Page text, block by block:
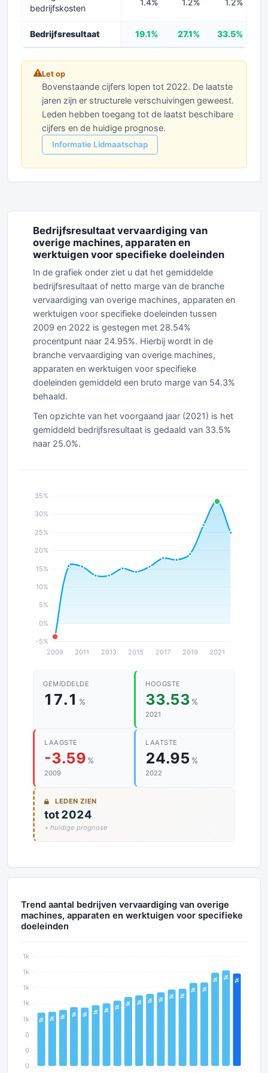
bedrijfskosten
1.4% 1.2% 1.2%
Bedrijfsresultaat 19.1% 27.1% 33.5%
Let op
Bovenstaande cijfers lopen tot 2022. De laatste
jaren zijn er structurele verschuivingen geweest.
Leden hebben toegang tot de laatst beschibare
cijfers en de huidige prognose.
Informatie Lidmaatschap
Bedrijfsresultaat vervaardiging van
overige machines, apparaten en
werktuigen voor specifieke doeleinden
In de grafiek onder ziet u dat het gemiddelde
bedrijfsresultaat of netto marge van de branche
vervaardiging van overige machines, apparaten en
werktuigen voor specifieke doeleinden tussen
2009 en 2022 is gestegen met 28.54%
procentpunt naar 24.95%. Hierbij wordt in de
branche vervaardiging van overige machines,
apparaten en werktuigen voor specifieke
doeleinden gemiddeld een bruto marge van 54.3%
behaald.
Ten opzichte van het voorgaand jaar (2021) is het
gemiddeld bedrijfsresultaat is gedaald van 33.5%
naar 25.0%.
GEMIDDELDE
17.1 %
HOOGSTE
33.53 %
2021
LAAGSTE
-3.59 %
2009
LAATSTE
24.95 %
2022
LEDEN ZIEN
tot 2024
+ huidige prognose
Trend aantal bedrijven vervaardiging van overige
machines, apparaten en werktuigen voor specifieke
doeleinden